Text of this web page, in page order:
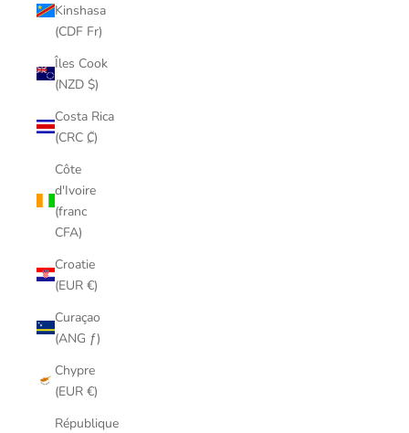
Kinshasa
(CDF Fr)
Îles Cook
(NZD $)
Costa Rica
(CRC ₡)
Côte
d'Ivoire
(franc
CFA)
Croatie
(EUR €)
Curaçao
(ANG ƒ)
Chypre
(EUR €)
République